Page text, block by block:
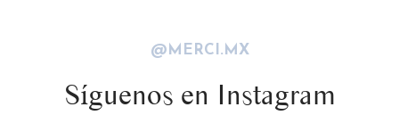
@MERCI.MX
Síguenos en Instagram